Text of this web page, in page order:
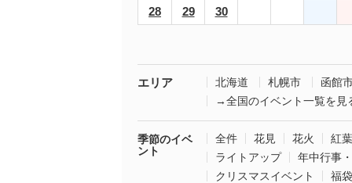
28
29 30
エリア 北海道 札幌市
函館
→全国のイベント一覧を見
季節のイベ
ント
全件 花見 花火
紅葉
ライトアップ
年中行事
クリスマスイベント
福